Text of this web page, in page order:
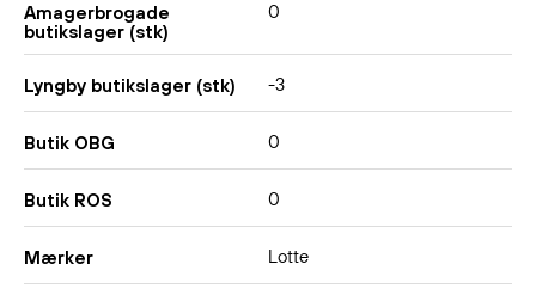
Amagerbrogade
butikslager (stk)
0
Lyngby butikslager (stk) -3
Butik OBG 0
Butik ROS 0
Mærker Lotte